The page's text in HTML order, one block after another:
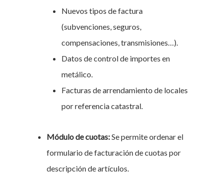
Nuevos tipos de factura
(subvenciones, seguros,
compensaciones, transmisiones…).
Datos de control de importes en
metálico.
Facturas de arrendamiento de locales
por referencia catastral.
Módulo de cuotas:Se permite ordenar el
formulario de facturación de cuotas por
descripción de artículos.